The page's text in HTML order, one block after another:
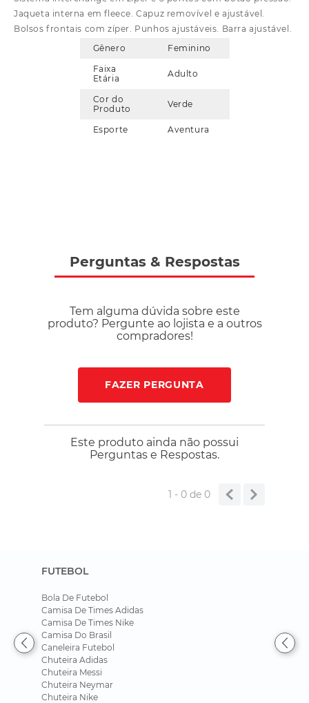
Jaqueta interna em fleece. Capuz removível e ajustável.
Bolsos frontais com zíper. Punhos ajustáveis. Barra ajustável.
Gênero
Feminino
Faixa
Etária
Adulto
Cor do
Produto
Verde
Esporte Aventura
Perguntas & Respostas
Tem alguma dúvida sobre este
produto? Pergunte ao lojista e a outros
compradores!
FAZER PERGUNTA
Este produto ainda não possui
Perguntas e Respostas.
1 - 0de 0
FUTEBOL
Bola De Futebol
Camisa De Times Adidas
Camisa De Times Nike
Camisa Do Brasil
Caneleira Futebol
Chuteira Adidas
Chuteira Messi
Chuteira Neymar
Chuteira Nike